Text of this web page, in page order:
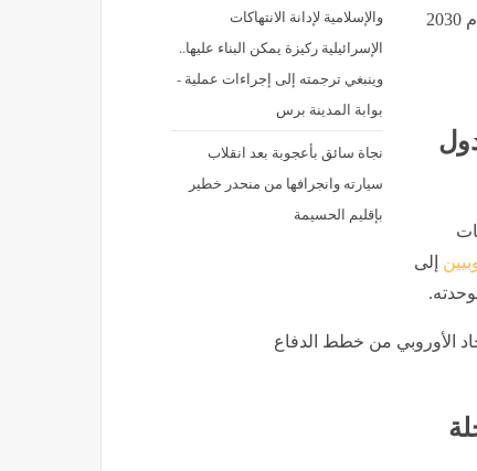
والإسلامية لإدانة الانتهاكات
الإسرائيلية ركيزة يمكن البناء عليها..
وينبغي ترجمته إلى إجراءات عملية -
بوابة المدينة برس
نجاة سائق بأعجوبة بعد انقلاب
سيارته وانجرافها من منحدر خطير
بإقليم الحسيمة
اللازمة للوصول إلى هدف الإنفاق الدفاعي بنسبة 5% بحلول عام 2030
إلى
الأوروبي من خطط الدفاع